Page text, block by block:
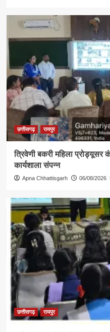
छत्तीसगढ़ रायपुर
त्रिवेणी बकरी महिला प्रोड्यूसर
कार्यशाला संपन्न
Apna Chhattisgarh 06/08/2026
छत्तीसगढ़ रायपुर